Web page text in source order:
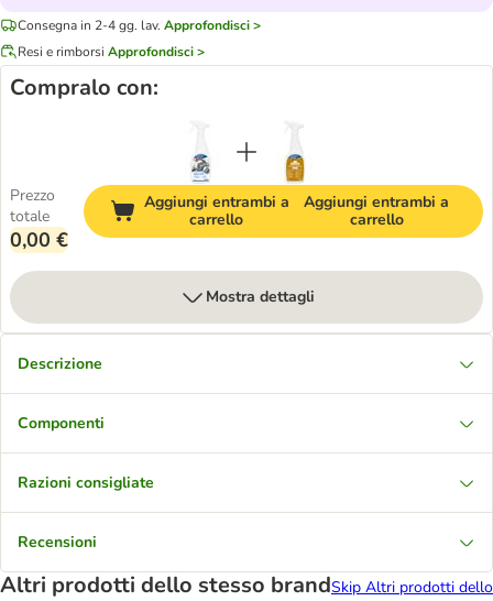
Consegna in 2-4 gg. lav. Approfondisci >
Resi e rimborsi Approfondisci >
Compralo con:
Prezzo
totale
0,00 €
Aggiungi entrambi a
carrello
Aggiungi entrambi a
carrello
Mostra dettagli
Descrizione
Componenti
Razioni consigliate
Recensioni
Altri prodotti dello stesso brandSkip Altri prodotti dello